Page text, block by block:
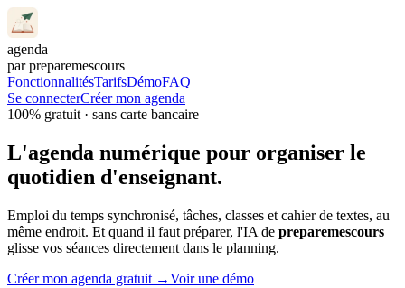
agenda
par preparemescours
FonctionnalitésTarifsDémoFAQ
Se connecterCréer mon agenda
100% gratuit · sans carte bancaire
L'agenda numérique pour organiser le
quotidien d'enseignant.
Emploi du temps synchronisé, tâches, classes et cahier de textes, au
même endroit. Et quand il faut préparer, l'IA de preparemescours
glisse vos séances directement dans le planning.
Créer mon agenda gratuit →Voir une démo